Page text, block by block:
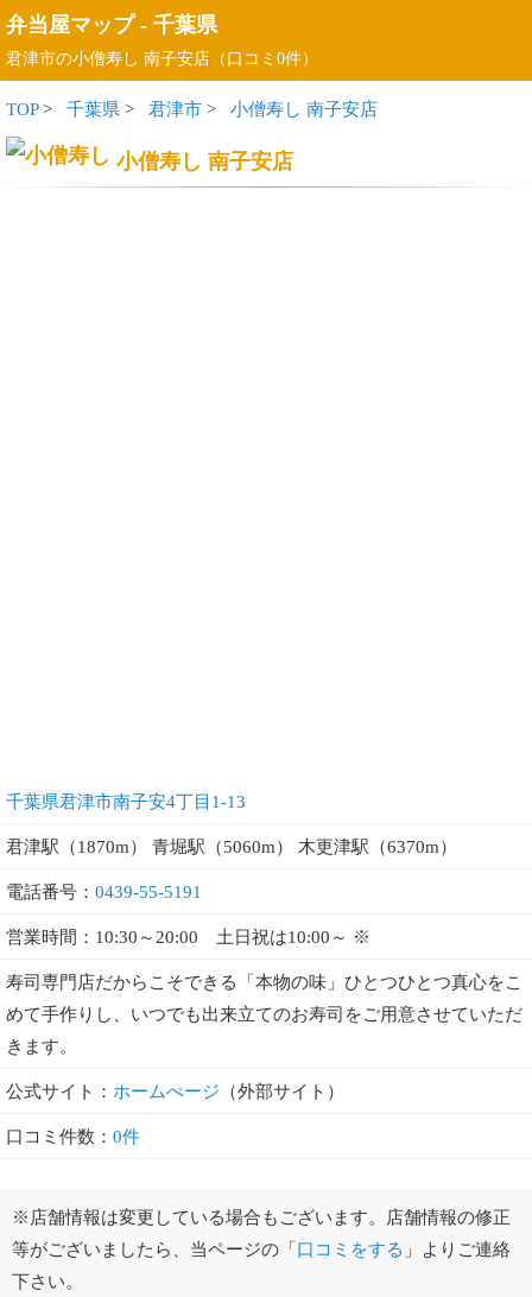
弁当屋マップ- 千葉県
君津市の小僧寿し 南子安店（口コミ0件）
TOP> 千葉県 > 君津市 > 小僧寿し 南子安店
小僧寿し 南子安店
千葉県君津市南子安4丁目1-13
君津駅（1870m） 青堀駅（5060m） 木更津駅（6370m）
電話番号： 0439-55-5191
営業時間：10:30～20:00 土日祝は10:00～ ※
寿司専門店だからこそできる「本物の味」ひとつひとつ真心をこ
めて手作りし、いつでも出来立てのお寿司をご用意させていただ
きます。
公式サイト： ホームぺージ （外部サイト）
口コミ件数： 0件
※店舗情報は変更している場合もございます。店舗情報の修正
等がございましたら、当ページの「口コミをする 」よりご連絡
下さい。